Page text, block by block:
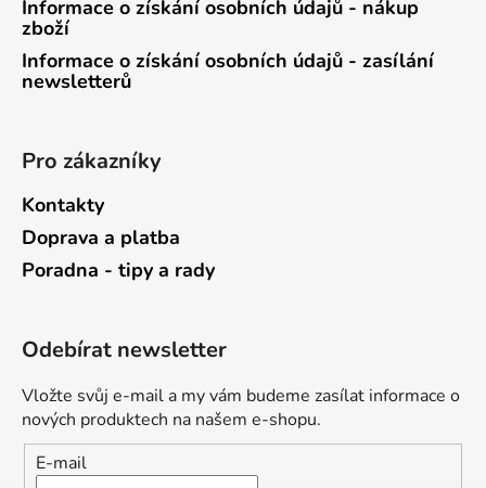
Informace o získání osobních údajů - nákup
zboží
Informace o získání osobních údajů - zasílání
newsletterů
Pro zákazníky
Kontakty
Doprava a platba
Poradna - tipy a rady
Odebírat newsletter
Vložte svůj e-mail a my vám budeme zasílat informace o
nových produktech na našem e-shopu.
E-mail